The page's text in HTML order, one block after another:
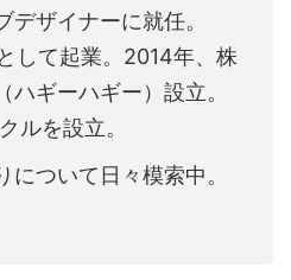
ザイナーに就任。
して起業。2014年、株
ギーハギー）設立。
ルを設立。
ついて日々模索中。